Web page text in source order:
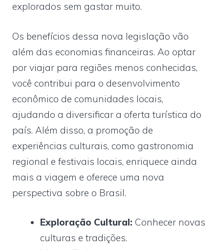
explorados sem gastar muito.
Os benefícios dessa nova legislação vão
além das economias financeiras. Ao optar
por viajar para regiões menos conhecidas,
você contribui para o desenvolvimento
econômico de comunidades locais,
ajudando a diversificar a oferta turística do
país. Além disso, a promoção de
experiências culturais, como gastronomia
regional e festivais locais, enriquece ainda
mais a viagem e oferece uma nova
perspectiva sobre o Brasil.
Exploração Cultural: Conhecer novas
culturas e tradições.